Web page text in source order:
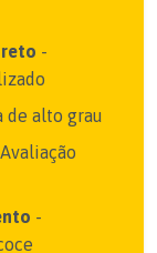
reto -
de alto grau
-